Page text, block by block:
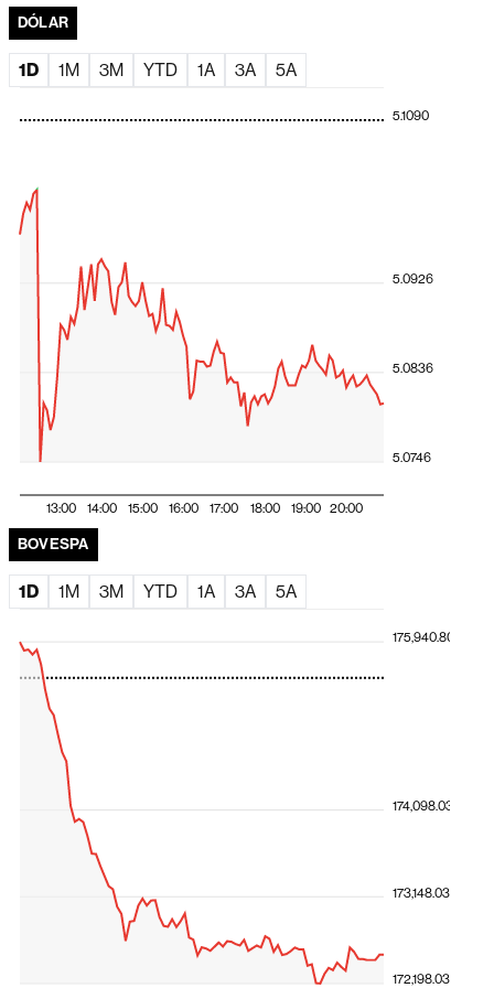
Ações globais sobem com recuo do petróleo e alívio da
pressão sobre mercados
Faria Lima volta o foco para as eleições e gestores veem
Negociações na B3 atrasam após paralisação
generalizada por problemas técnicos
Dólar em queda impulsiona moedas da América Latina;
peso colombiano lidera valorização
A exportação de tecnologia da Fila do Brasil
Ações globais avançam com rali de fabricantes de chips
e impulso da Amazon
Brasil com prêmio de 15%
El Niño ameaça América Latina, e Deutsche Bank
identifica os países mais expostos
DÓLAR
1D 1M 3M YTD 1A 3A 5A
13:00 14:00 15:00 16:00 17:00 18:00 19:00 20:00
5.0746
5.0836
5.0926
5.1090
BOVESPA
1D 1M 3M YTD 1A 3A 5A
172,198.03
173,148.03
174,098.03
175,940.80